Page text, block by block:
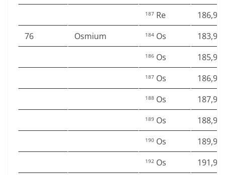
187 Re
76
Osmium 184 Os
186 Os
187 Os
188 Os
189 Os
190 Os
192 Os